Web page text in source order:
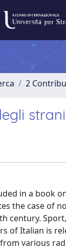
2
in a book
the case of
century.
of Italian is
various